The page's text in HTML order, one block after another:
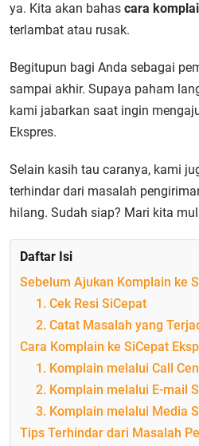
ya. Kita akan bahas cara
terlambat atau rusak.
Begitupun bagi Anda sebagai
sampai akhir. Supaya paham
kami jabarkan saat ingin
Ekspres.
Selain kasih tau caranya, kami
terhindar dari masalah
hilang. Sudah siap? Mari kita
Daftar Isi
Sebelum Ajukan Komplain ke
1. Cek Resi SiCepat
2. Catat Masalah yang
Cara Komplain ke SiCepat
1. Komplain melalui Call
2. Komplain melalui E-mail
3. Komplain melalui Media
Tips Terhindar dari Masalah